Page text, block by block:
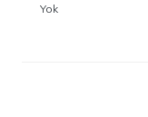
Yok